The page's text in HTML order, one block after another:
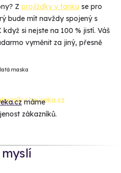
Z projížďky v tanku se pro
bude mít navždy spojený s
si nejste na 100 % jistí. Váš
vyměnit za jiný, přesně
máme
zákazníků.